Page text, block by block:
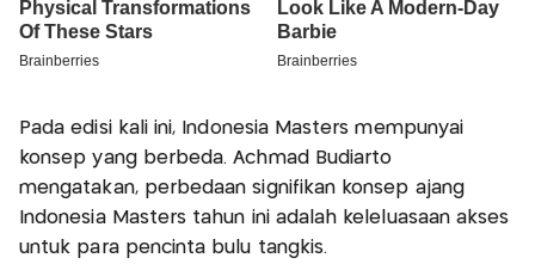
Pada edisi kali ini, Indonesia Masters mempunyai
konsep yang berbeda. Achmad Budiarto
mengatakan, perbedaan signifikan konsep ajang
Indonesia Masters tahun ini adalah keleluasaan akses
untuk para pencinta bulu tangkis.